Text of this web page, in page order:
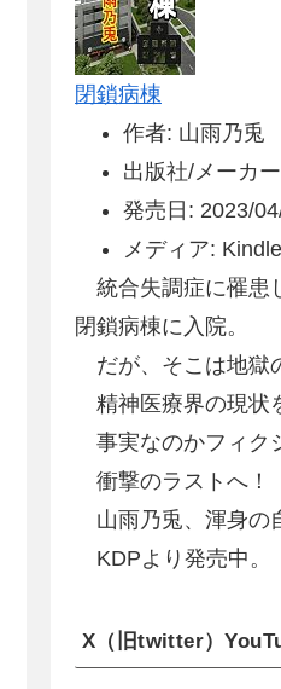
閉鎖病棟
作者: 山雨乃兎
出版社/メーカ
発売日: 2023/
メディア:
統合失調症に罹患
閉鎖病棟に入院。
だが、そこは地獄
精神医療界の現状
事実なのかフィク
衝撃のラストへ！
山雨乃兎、渾身の
KDPより発売中。
X（旧twitter）